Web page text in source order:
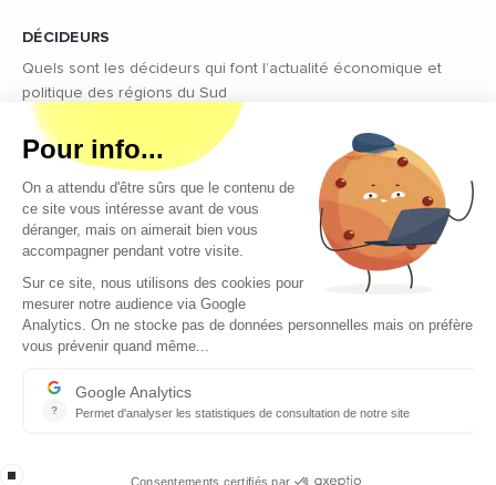
DÉCIDEURS
Quels sont les décideurs qui font l’actualité économique et
politique des régions du Sud
Copyright © 2026 - Tous droits réservés
Qui sommes-nous ?
Contact
Conditions générales d’utilisation